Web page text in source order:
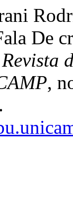
De
Revista
,